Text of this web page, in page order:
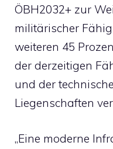
ÖBH2032+ zur
militärischer
weiteren 45
der derzeitigen
und der
Liegenschaften
„Eine moderne